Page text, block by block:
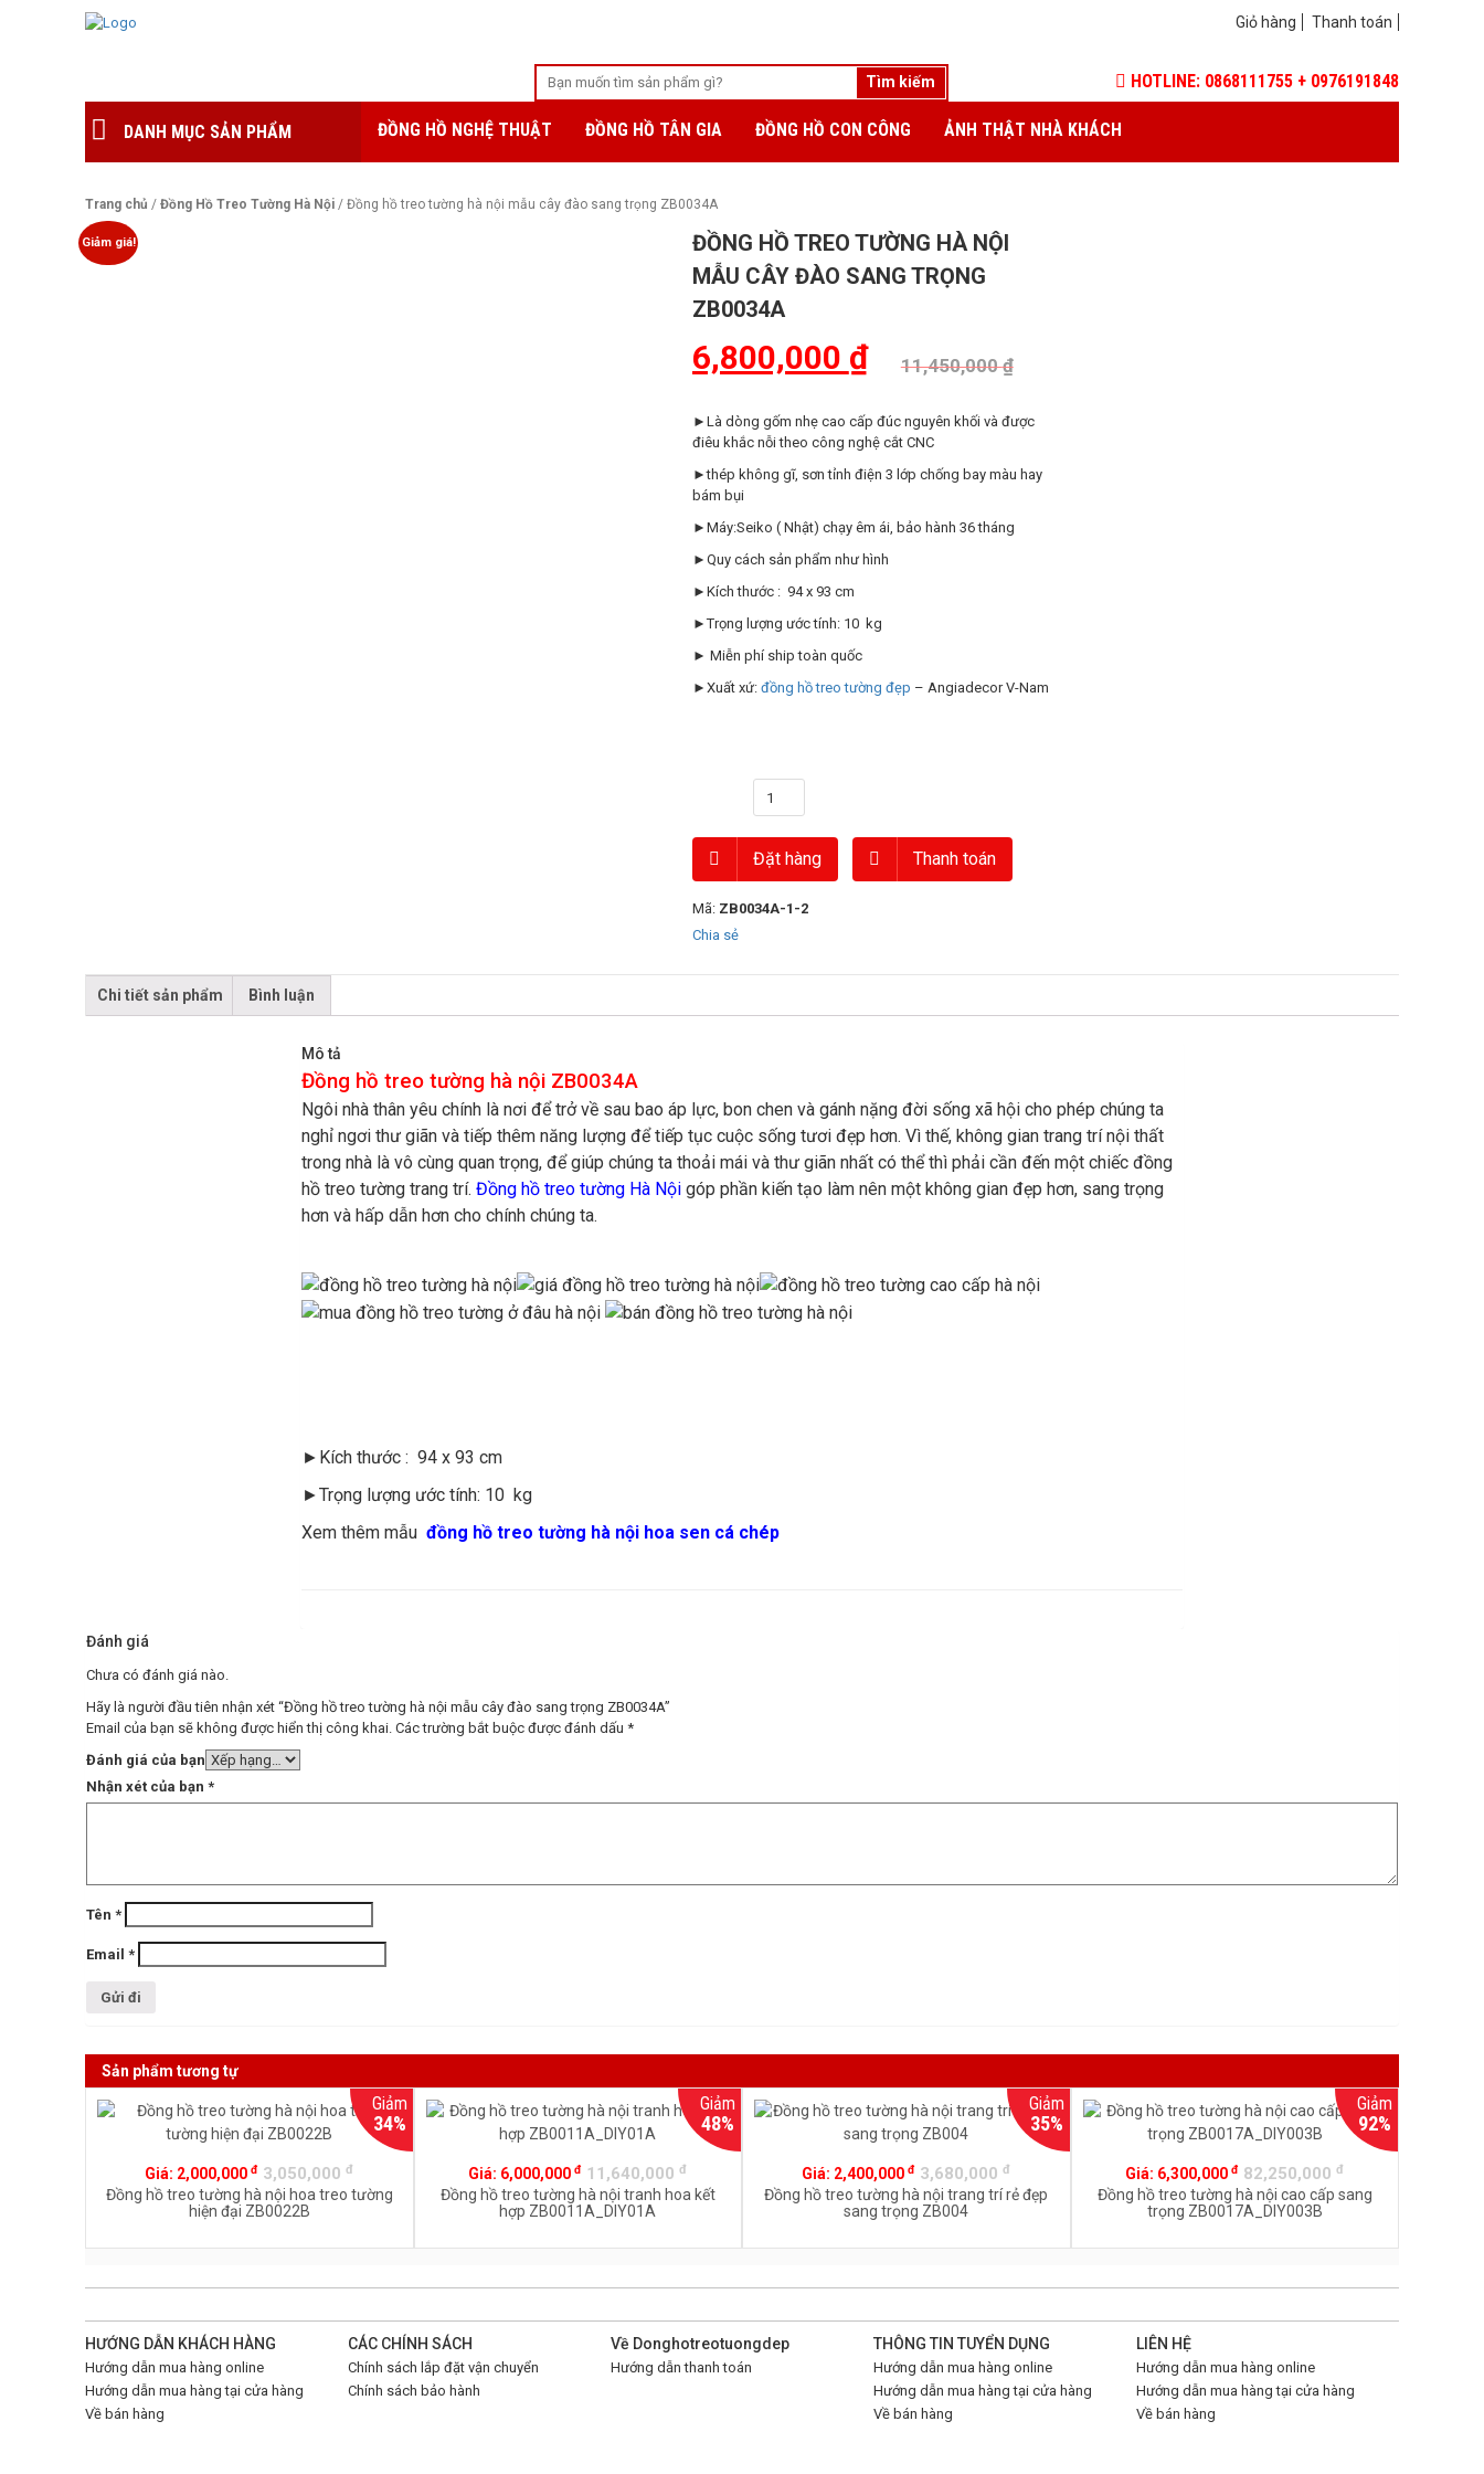
Giỏ hàng Thanh toán
HOTLINE: 0868111755 + 0976191848
DANH MỤC SẢN PHẨM ĐỒNG HỒ NGHỆ THUẬT ĐỒNG HỒ TÂN GIA ĐỒNG HỒ CON CÔNG ẢNH THẬT NHÀ KHÁCH
Trang chủ / Đồng Hồ Treo Tường Hà Nội / Đồng hồ treo tường hà nội mẫu cây đào sang trọng ZB0034A
Giảm giá!
ĐỒNG HỒ TREO TƯỜNG HÀ NỘI
MẪU CÂY ĐÀO SANG TRỌNG
ZB0034A
11,450,000₫
6,800,000 ₫
►Là dòng gốm nhẹ cao cấp đúc nguyên khối và được
điêu khắc nỗi theo công nghệ cắt CNC
►thép không gĩ, sơn tỉnh điện 3 lớp chống bay màu hay
bám bụi
►Máy:Seiko ( Nhật) chạy êm ái, bảo hành 36 tháng
►Quy cách sản phẩm như hình
►Kích thước : 94 x 93 cm
►Trọng lượng ước tính: 10 kg
► Miễn phí ship toàn quốc
►Xuất xứ: đồng hồ treo tường đẹp – Angiadecor V-Nam
Đặt hàng Thanh toán
Mã: ZB0034A-1-2
Chia sẻ
Chi tiết sản phẩm Bình luận
Mô tả
Đồng hồ treo tường hà nội ZB0034A
Ngôi nhà thân yêu chính là nơi để trở về sau bao áp lực, bon chen và gánh nặng đời sống xã hội cho phép chúng ta
nghỉ ngơi thư giãn và tiếp thêm năng lượng để tiếp tục cuộc sống tươi đẹp hơn. Vì thế, không gian trang trí nội thất
trong nhà là vô cùng quan trọng, để giúp chúng ta thoải mái và thư giãn nhất có thể thì phải cần đến một chiếc đồng
hồ treo tường trang trí. Đồng hồ treo tường Hà Nội góp phần kiến tạo làm nên một không gian đẹp hơn, sang trọng
hơn và hấp dẫn hơn cho chính chúng ta.
►Kích thước : 94 x 93 cm
►Trọng lượng ước tính: 10 kg
Xem thêm mẫu đồng hồ treo tường hà nội hoa sen cá chép
Đánh giá
Chưa có đánh giá nào.
Hãy là người đầu tiên nhận xét “Đồng hồ treo tường hà nội mẫu cây đào sang trọng ZB0034A”
Email của bạn sẽ không được hiển thị công khai. Các trường bắt buộc được đánh dấu *
Đánh giá của bạn
Nhận xét của bạn *
Tên *
Email *
Sản phẩm tương tự
Giảm
34%
Giá: 2,000,000đ 3,050,000đ
Đồng hồ treo tường hà nội hoa treo tường
hiện đại ZB0022B
Giảm
48%
Giá: 6,000,000đ 11,640,000đ
Đồng hồ treo tường hà nội tranh hoa kết
hợp ZB0011A_DIY01A
Giảm
35%
Giá: 2,400,000đ 3,680,000đ
Đồng hồ treo tường hà nội trang trí rẻ đẹp
sang trọng ZB004
Giảm
92%
Giá: 6,300,000đ 82,250,000đ
Đồng hồ treo tường hà nội cao cấp sang
trọng ZB0017A_DIY003B
HƯỚNG DẪN KHÁCH HÀNG
Hướng dẫn mua hàng online
Hướng dẫn mua hàng tại cửa hàng
Về bán hàng
CÁC CHÍNH SÁCH
Chính sách lắp đặt vận chuyển
Chính sách bảo hành
Về Donghotreotuongdep
Hướng dẫn thanh toán
THÔNG TIN TUYỂN DỤNG
Hướng dẫn mua hàng online
Hướng dẫn mua hàng tại cửa hàng
Về bán hàng
LIÊN HỆ
Hướng dẫn mua hàng online
Hướng dẫn mua hàng tại cửa hàng
Về bán hàng